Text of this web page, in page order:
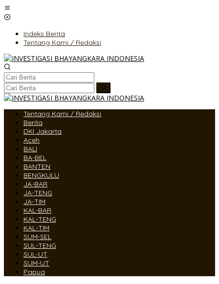
Lewati
ke
Indeks Berita
Tentang Kami / Redaksi
Tentang Kami / Redaksi
Berita
DKI Jakarta
Aceh
BALI
BA-BEL
BANTEN
BENGKULU
JA-BAR
JA-TENG
JA-TIM
KAL-BAR
KAL-TENG
KAL-TIM
SUM-SEL
SUL-TENG
SUL-UT
SUM-UT
Papua